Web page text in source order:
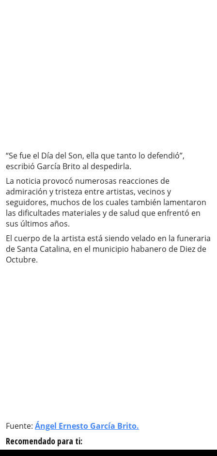
“Se fue el Día del Son, ella que tanto lo defendió”,
escribió García Brito al despedirla.
La noticia provocó numerosas reacciones de
admiración y tristeza entre artistas, vecinos y
seguidores, muchos de los cuales también lamentaron
las dificultades materiales y de salud que enfrentó en
sus últimos años.
El cuerpo de la artista está siendo velado en la funeraria
de Santa Catalina, en el municipio habanero de Diez de
Octubre.
Fuente: Ángel Ernesto García Brito.
Recomendado para ti: